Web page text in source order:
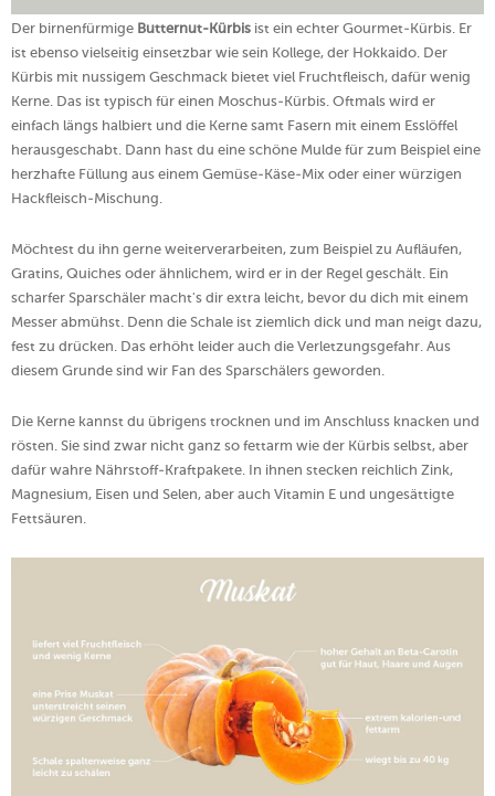
Der birnenfürmige Butternut-Kürbis ist ein echter Gourmet-Kürbis. Er
ist ebenso vielseitig einsetzbar wie sein Kollege, der Hokkaido. Der
Kürbis mit nussigem Geschmack bietet viel Fruchtfleisch, dafür wenig
Kerne. Das ist typisch für einen Moschus-Kürbis. Oftmals wird er
einfach längs halbiert und die Kerne samt Fasern mit einem Esslöffel
herausgeschabt. Dann hast du eine schöne Mulde für zum Beispiel eine
herzhafte Füllung aus einem Gemüse-Käse-Mix oder einer würzigen
Hackfleisch-Mischung.
Möchtest du ihn gerne weiterverarbeiten, zum Beispiel zu Aufläufen,
Gratins, Quiches oder ähnlichem, wird er in der Regel geschält. Ein
scharfer Sparschäler macht's dir extra leicht, bevor du dich mit einem
Messer abmühst. Denn die Schale ist ziemlich dick und man neigt dazu,
fest zu drücken. Das erhöht leider auch die Verletzungsgefahr. Aus
diesem Grunde sind wir Fan des Sparschälers geworden.
Die Kerne kannst du übrigens trocknen und im Anschluss knacken und
rösten. Sie sind zwar nicht ganz so fettarm wie der Kürbis selbst, aber
dafür wahre Nährstoff-Kraftpakete. In ihnen stecken reichlich Zink,
Magnesium, Eisen und Selen, aber auch Vitamin E und ungesättigte
Fettsäuren.